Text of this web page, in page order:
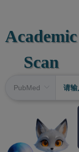
Academic
Scan